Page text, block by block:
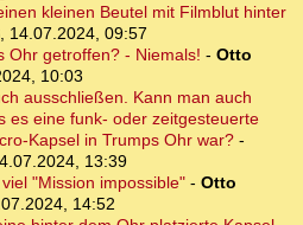
kleinen Beutel mit Filmblut hinter
, 14.07.2024, 09:57
Ohr getroffen? - Niemals! - Otto
10:03
ausschließen. Kann man auch
es eine funk- oder zeitgesteuerte
Kapsel in Trumps Ohr war? -
13:39
"Mission impossible"- Otto
14:52